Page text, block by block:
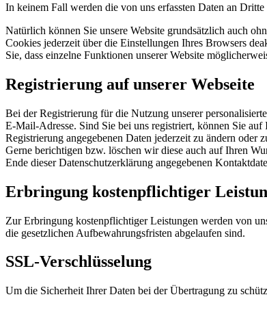
In keinem Fall werden die von uns erfassten Daten an
Natürlich können Sie unsere Website grundsätzlich auch
Cookies jederzeit über die Einstellungen Ihres Browsers
Sie, dass einzelne Funktionen unserer Website
Registrierung auf unserer Webseite
Bei der Registrierung für die Nutzung unserer
E-Mail-Adresse. Sind Sie bei uns registriert, können Sie
Registrierung angegebenen Daten jederzeit zu ändern oder
Gerne berichtigen bzw. löschen wir diese auch auf Ihren
Ende dieser Datenschutzerklärung angegebenen
Erbringung kostenpflichtiger
Zur Erbringung kostenpflichtiger Leistungen werden von
die gesetzlichen Aufbewahrungsfristen abgelaufen sind.
SSL-Verschlüsselung
Um die Sicherheit Ihrer Daten bei der Übertragung zu